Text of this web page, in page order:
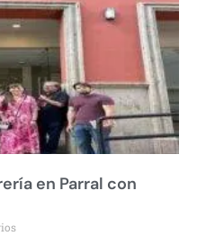
en Parral con